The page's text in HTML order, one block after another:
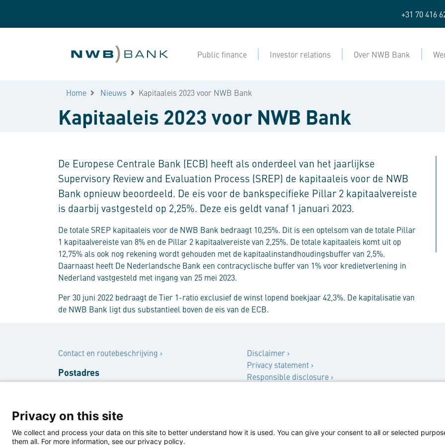
+31 70 416
Public finance Investor relations Over NWB Bank
Home Nieuws Kapitaaleis 2023 voor NWB Bank
Kapitaaleis 2023 voor NWB Bank
De Europese Centrale Bank (ECB) heeft als onderdeel van het jaarlijkse
Supervisory Review and Evaluation Process (SREP) de kapitaaleis voor de NWB
Bank opnieuw beoordeeld. De eis voor de bankspecifieke Pillar 2 kapitaalvereiste
is daarbij vastgesteld op 2,25%. Deze eis geldt vanaf 1 januari 2023.
​De totale SREP kapitaaleis voor de NWB Bank bedraagt 10,25%. Dit is een optelsom van de totale Pillar
1 kapitaalvereiste van 8% en de Pillar 2 kapitaalvereiste van 2,25%. De totale kapitaaleis komt uit op
12,75% als ook nog rekening wordt gehouden met de kapitaalinstandhoudingsbuffer van 2,5%.
Daarnaast heeft De Nederlandsche Bank een contracyclische buffer van 1% voor kredietverlening in
Nederland vastgesteld met ingang van 25 mei 2023.
Per 30 juni 2022 bedraagt de Tier 1-ratio exclusief de winst lopend boekjaar 42,3%. De kapitalisatie van
de NWB Bank ligt dus substantieel boven de eis van de ECB.
Contact
Contact en routebeschrijving ›
Postadres
Bezoekersadres
Rooseveltplantsoen 3
Disclaimer ›
Privacy statement ›
Responsible disclosure ›
Privacy on this site
We collect and process your data on this site to better understand how it is used. You can give your consent to all or selected
them all. For more information, see our privacy policy.